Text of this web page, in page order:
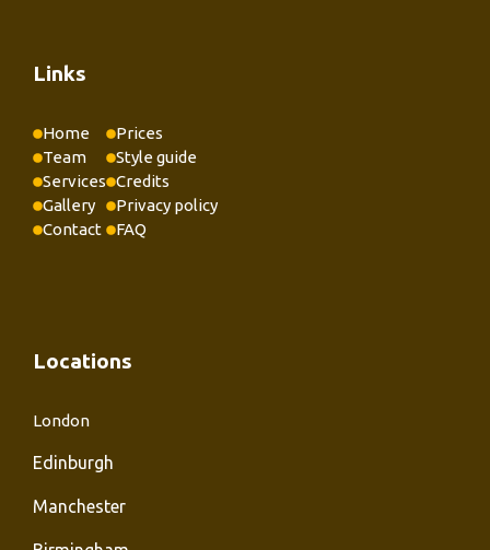
Links
Home
Team
Services
Gallery
Contact
Prices
Style guide
Credits
Privacy policy
FAQ
Locations
London
Edinburgh
Manchester